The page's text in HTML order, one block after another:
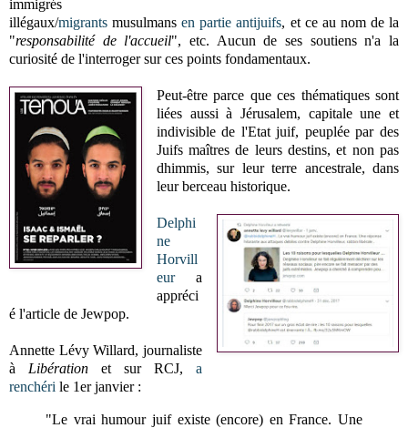
immigrés
illégaux/migrants musulmansen partie antijuifs, et ce au nom de la
"responsabilité de l'accueil", etc. Aucun de ses soutiens n'a la
curiosité de l'interroger sur ces points fondamentaux.
Peut-être parce que ces thématiques sont
liées aussi à Jérusalem, capitale une et
indivisible de l'Etat juif, peuplée par des
Juifs maîtres de leurs destins, et non pas
dhimmis, sur leur terre ancestrale, dans
leur berceau historique.
Delphi
ne
Horvill
eura
appréci
é l'article de Jewpop.
Annette Lévy Willard, journaliste
à Libérationet sur RCJ,a
renchéri le 1er janvier :
"Le vrai humour juif existe (encore) en France. Une